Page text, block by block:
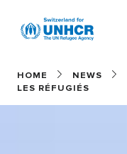
HOME NEWS
LES RÉFUGIÉS